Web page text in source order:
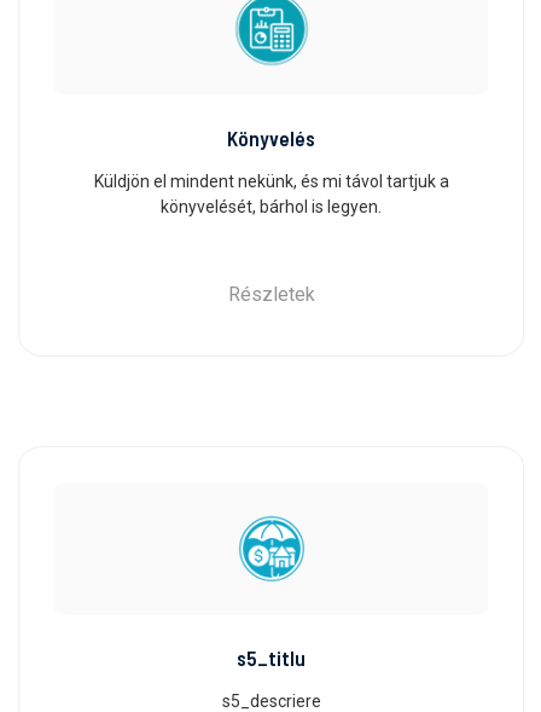
Könyvelés
Küldjön el mindent nekünk, és mi távol tartjuk a
könyvelését, bárhol is legyen.
Részletek
s5_titlu
s5_descriere